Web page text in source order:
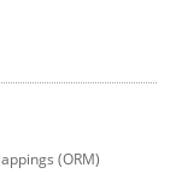
(ORM)